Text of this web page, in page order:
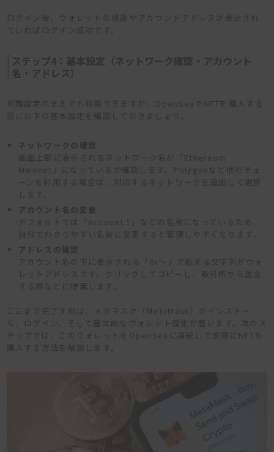
ログイン後、ウォレットの残高やアカウントアドレスが表示され
ていればログイン成功です。
ステップ4：基本設定（ネットワーク確認・アカウント
名・アドレス）
初期設定のままでも利用できますが、OpenSeaでNFTを購入する
前に以下の基本設定を確認しておきましょう。
ネットワークの確認
画面上部に表示されるネットワーク名が「Ethereum
Mainnet」になっているか確認します。Polygonなど他のチェ
ーンを利用する場合は、対応するネットワークを追加して選択
します。
アカウント名の変更
デフォルトでは「Account 1」などの名称になっているため、
自分でわかりやすい名前に変更すると管理しやすくなります。
アドレスの確認
アカウント名の下に表示される「0x〜」で始まる文字列がウォ
レットアドレスです。クリックしてコピーし、取引所から送金
する際などに使用します。
ここまで完了すれば、メタマスク（MetaMask）のインストー
ル、ログイン、そして基本的なウォレット設定が整います。次のス
テップでは、このウォレットをOpenSeaに接続して実際にNFTを
購入する方法を解説します。